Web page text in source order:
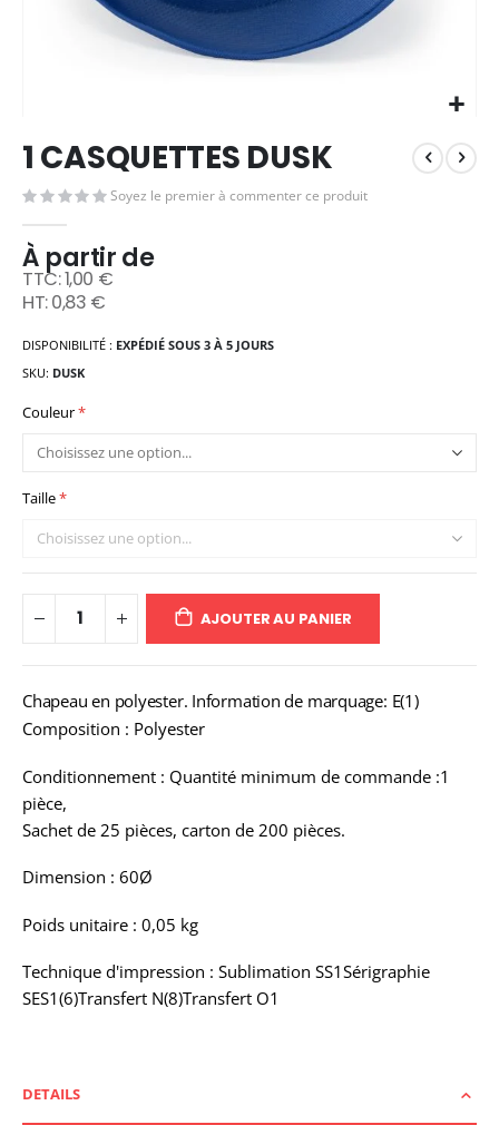
to
the
beginning
of
the
images
gallery
1 CASQUETTES DUSK
Soyez le premier à commenter ce produit
À partir de
1,00 €
0,83 €
DISPONIBILITÉ : EXPÉDIÉ SOUS 3 À 5 JOURS
SKU DUSK
Couleur
Taille
AJOUTER AU PANIER
Chapeau en polyester. Information de marquage: E(1)
Composition : Polyester
Conditionnement : Quantité minimum de commande :1
pièce,
Sachet de 25 pièces, carton de 200 pièces.
Dimension : 60Ø
Poids unitaire : 0,05 kg
Technique d'impression : Sublimation SS1Sérigraphie
SES1(6)Transfert N(8)Transfert O1
DETAILS